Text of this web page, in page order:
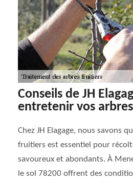
Conseils de JH
entretenir vos
Chez JH Elagage, nous savons
fruitiers est essentiel pour
savoureux et abondants. À
le sol 78200 offrent des